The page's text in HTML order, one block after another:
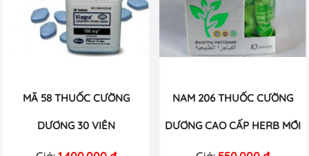
MÃ 58 THUỐC CƯỜNG
DƯƠNG 30 VIÊN
NAM 206 THUỐC CƯỜNG
DƯƠNG CAO CẤP HERB MỚI